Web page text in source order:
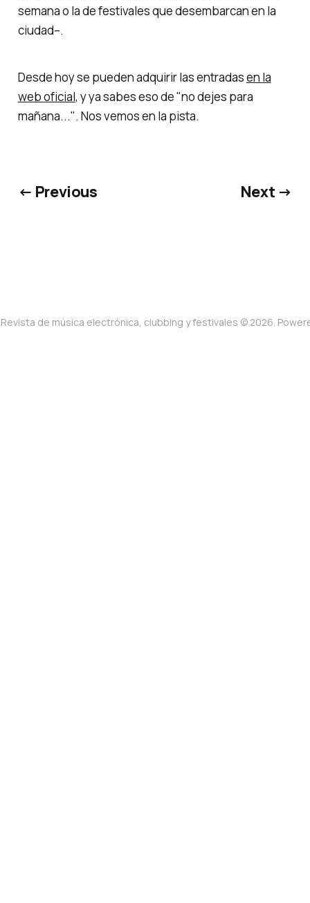
semana o la de festivales que desembarcan en la
ciudad–.
Desde hoy se pueden adquirir las entradasen la
web oficial, y ya sabes eso de"no dejes para
mañana...". Nos vemos en la pista.
← Previous Next →
de música electrónica, clubbing y festivales © 2026.